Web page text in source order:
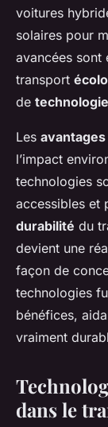
voitures
solaires pour
avancées sont
transport
de
Les avantages
l’impact
technologies
accessibles et
durabilité du
devient une
façon de
technologies
bénéfices,
vraiment
dans le